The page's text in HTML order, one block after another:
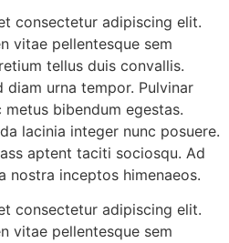
consectetur adipiscing elit.
vitae pellentesque sem
tellus duis convallis.
diam urna tempor. Pulvinar
bibendum egestas.
lacinia integer nunc posuere.
aptent taciti sociosqu. Ad
nostra inceptos himenaeos.
consectetur adipiscing elit.
vitae pellentesque sem